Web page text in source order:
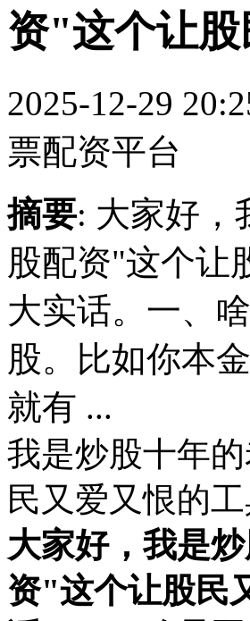
资"这个让
2025-12-29
票配资平台
摘要: 大家好，
股配资"这个让
大实话。‌一、
股‌。比如你本
就有 ...
我是炒股十年
民又爱又恨的
大家好，我是
资"这个让股民